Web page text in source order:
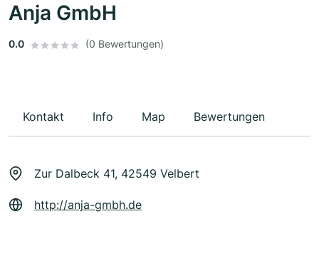
Anja GmbH
0.0 (0 Bewertungen)
Kontakt Info Map Bewertungen
Zur Dalbeck 41, 42549 Velbert
http://anja-gmbh.de